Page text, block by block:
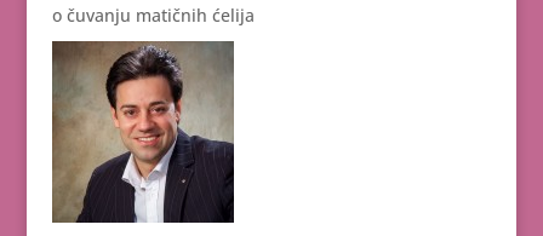
o čuvanju matičnih ćelija